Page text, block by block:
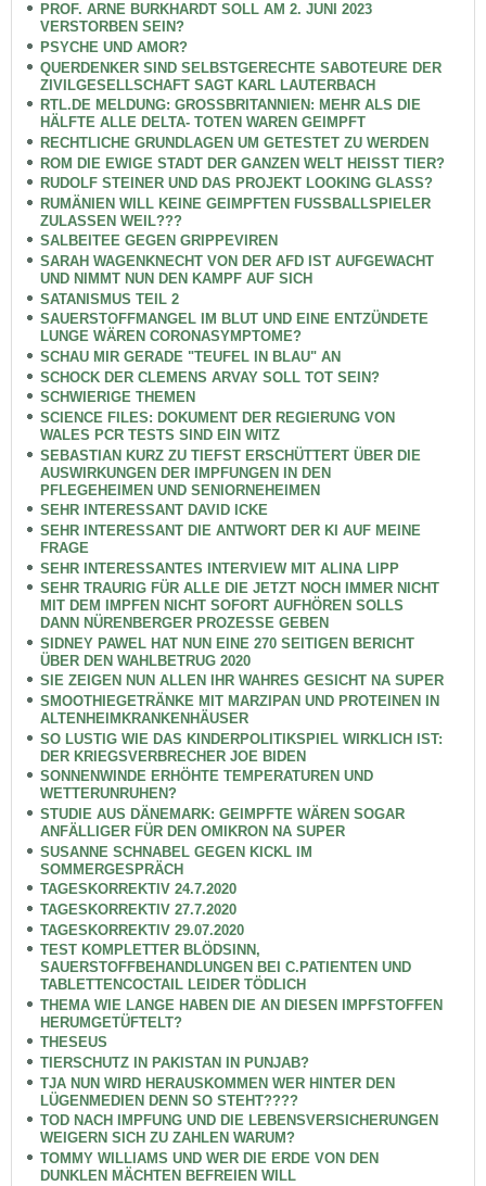
PROF. ARNE BURKHARDT SOLL AM 2. JUNI 2023
VERSTORBEN SEIN?
PSYCHE UND AMOR?
QUERDENKER SIND SELBSTGERECHTE SABOTEURE DER
ZIVILGESELLSCHAFT SAGT KARL LAUTERBACH
RTL.DE MELDUNG: GROSSBRITANNIEN: MEHR ALS DIE
HÄLFTE ALLE DELTA- TOTEN WAREN GEIMPFT
RECHTLICHE GRUNDLAGEN UM GETESTET ZU WERDEN
ROM DIE EWIGE STADT DER GANZEN WELT HEISST TIER?
RUDOLF STEINER UND DAS PROJEKT LOOKING GLASS?
RUMÄNIEN WILL KEINE GEIMPFTEN FUSSBALLSPIELER
ZULASSEN WEIL???
SALBEITEE GEGEN GRIPPEVIREN
SARAH WAGENKNECHT VON DER AFD IST AUFGEWACHT
UND NIMMT NUN DEN KAMPF AUF SICH
SATANISMUS TEIL 2
SAUERSTOFFMANGEL IM BLUT UND EINE ENTZÜNDETE
LUNGE WÄREN CORONASYMPTOME?
SCHAU MIR GERADE "TEUFEL IN BLAU" AN
SCHOCK DER CLEMENS ARVAY SOLL TOT SEIN?
SCHWIERIGE THEMEN
SCIENCE FILES: DOKUMENT DER REGIERUNG VON
WALES PCR TESTS SIND EIN WITZ
SEBASTIAN KURZ ZU TIEFST ERSCHÜTTERT ÜBER DIE
AUSWIRKUNGEN DER IMPFUNGEN IN DEN
PFLEGEHEIMEN UND SENIORNEHEIMEN
SEHR INTERESSANT DAVID ICKE
SEHR INTERESSANT DIE ANTWORT DER KI AUF MEINE
FRAGE
SEHR INTERESSANTES INTERVIEW MIT ALINA LIPP
SEHR TRAURIG FÜR ALLE DIE JETZT NOCH IMMER NICHT
MIT DEM IMPFEN NICHT SOFORT AUFHÖREN SOLLS
DANN NÜRENBERGER PROZESSE GEBEN
SIDNEY PAWEL HAT NUN EINE 270 SEITIGEN BERICHT
ÜBER DEN WAHLBETRUG 2020
SIE ZEIGEN NUN ALLEN IHR WAHRES GESICHT NA SUPER
SMOOTHIEGETRÄNKE MIT MARZIPAN UND PROTEINEN IN
ALTENHEIMKRANKENHÄUSER
SO LUSTIG WIE DAS KINDERPOLITIKSPIEL WIRKLICH IST:
DER KRIEGSVERBRECHER JOE BIDEN
SONNENWINDE ERHÖHTE TEMPERATUREN UND
WETTERUNRUHEN?
STUDIE AUS DÄNEMARK: GEIMPFTE WÄREN SOGAR
ANFÄLLIGER FÜR DEN OMIKRON NA SUPER
SUSANNE SCHNABEL GEGEN KICKL IM
SOMMERGESPRÄCH
TAGESKORREKTIV 24.7.2020
TAGESKORREKTIV 27.7.2020
TAGESKORREKTIV 29.07.2020
TEST KOMPLETTER BLÖDSINN,
SAUERSTOFFBEHANDLUNGEN BEI C.PATIENTEN UND
TABLETTENCOCTAIL LEIDER TÖDLICH
THEMA WIE LANGE HABEN DIE AN DIESEN IMPFSTOFFEN
HERUMGETÜFTELT?
THESEUS
TIERSCHUTZ IN PAKISTAN IN PUNJAB?
TJA NUN WIRD HERAUSKOMMEN WER HINTER DEN
LÜGENMEDIEN DENN SO STEHT????
TOD NACH IMPFUNG UND DIE LEBENSVERSICHERUNGEN
WEIGERN SICH ZU ZAHLEN WARUM?
TOMMY WILLIAMS UND WER DIE ERDE VON DEN
DUNKLEN MÄCHTEN BEFREIEN WILL